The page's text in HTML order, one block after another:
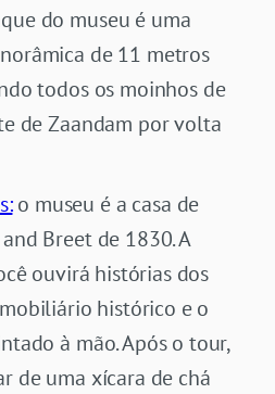
do museu é uma
de 11 metros
todos os moinhos de
de Zaandam por volta
o museu é a casa de
Breet de 1830. A
ouvirá histórias dos
histórico e o
à mão. Após o tour,
de uma xícara de chá